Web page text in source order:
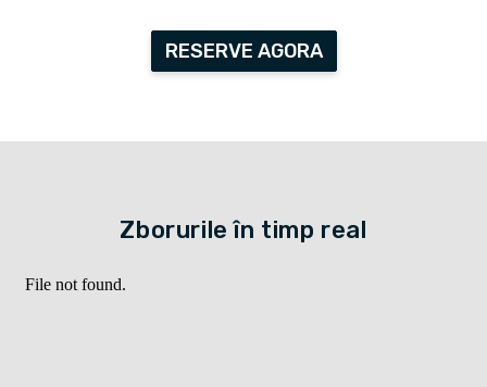
RESERVE AGORA
Zborurile în timp real